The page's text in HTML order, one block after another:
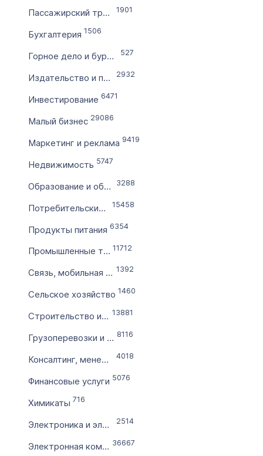
от
до
Без цены
с
по
Дополнительные условия
Словарное слово в домене
Пассажирский транспорт 1901
Бухгалтерия 1506
Горное дело и бурение 527
Издательство и полиграфия 2932
Инвестирование 6471
Малый бизнес 29086
Маркетинг и реклама 9419
Недвижимость 5747
Образование и обучение 3288
Потребительские товары и услуги 15458
Продукты питания 6354
Промышленные товары и услуги 11712
Связь, мобильная связь 1392
Сельское хозяйство 1460
Строительство и эксплуатация 13881
Грузоперевозки и снабжение 8116
Консалтинг, менеджмент 4018
Финансовые услуги 5076
Химикаты 716
Электроника и электричество 2514
Электронная коммерция 36667